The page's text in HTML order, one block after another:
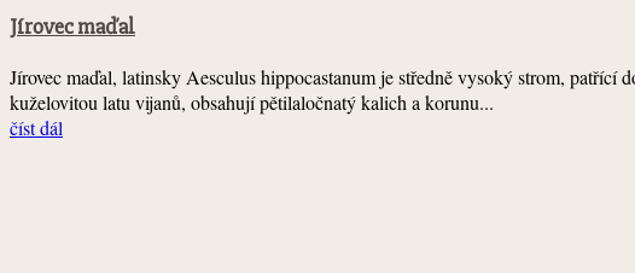
Jírovec maďal
Jírovec maďal, latinsky Aesculus hippocastanum je středně vysoký strom,
kuželovitou latu vijanů, obsahují pětilaločnatý kalich a korunu...
číst dál